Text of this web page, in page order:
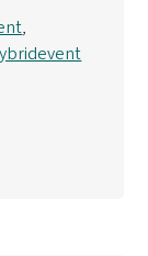
,